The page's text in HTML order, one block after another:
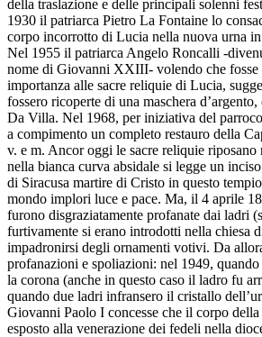
della traslazione e delle principali solenni
1930 il patriarca Pietro La Fontaine lo
corpo incorrotto di Lucia nella nuova urna
Nel 1955 il patriarca Angelo Roncalli -
nome di Giovanni XXIII- volendo che fosse
importanza alle sacre reliquie di Lucia,
fossero ricoperte di una maschera
Da Villa. Nel 1968, per iniziativa del
a compimento un completo restauro della
v. e m. Ancor oggi le sacre reliquie riposano
nella bianca curva absidale si legge un
di Siracusa martire di Cristo in questo
mondo implori luce e pace. Ma, il 4 aprile
furono disgraziatamente profanate dai ladri
furtivamente si erano introdotti nella chiesa
impadronirsi degli ornamenti votivi. Da
profanazioni e spoliazioni: nel 1949,
la corona (anche in questo caso il ladro fu
quando due ladri infransero il cristallo
Giovanni Paolo I concesse che il corpo
esposto alla venerazione dei fedeli nella